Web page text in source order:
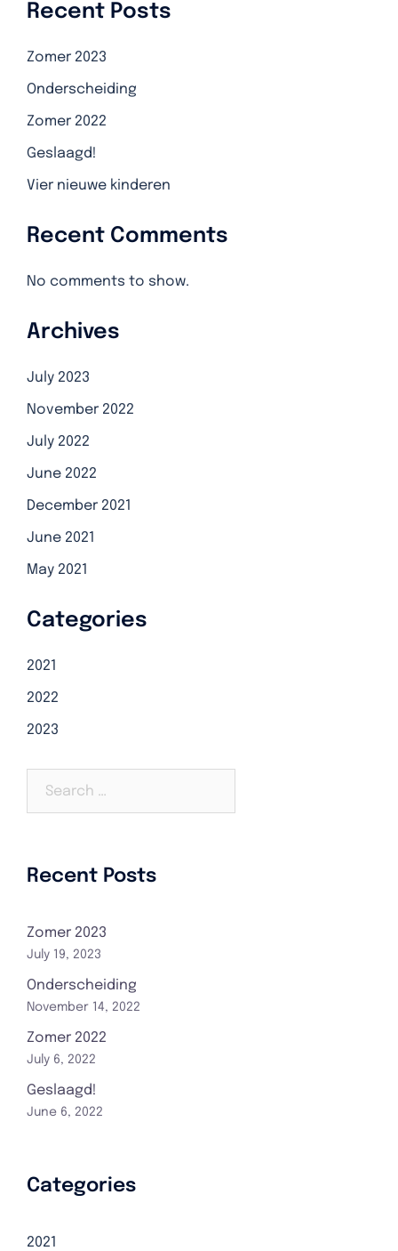
Recent Posts
Zomer 2023
Onderscheiding
Zomer 2022
Geslaagd!
Vier nieuwe kinderen
Recent Comments
No comments to show.
Archives
July 2023
November 2022
July 2022
June 2022
December 2021
June 2021
May 2021
Categories
2021
2022
2023
Recent Posts
Zomer 2023
July 19, 2023
Onderscheiding
November 14, 2022
Zomer 2022
July 6, 2022
Geslaagd!
June 6, 2022
Categories
2021